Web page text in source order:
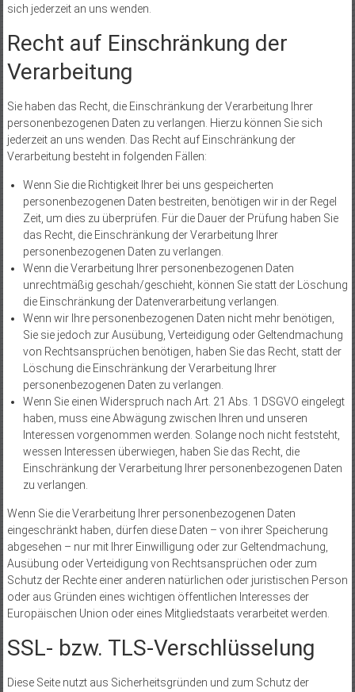
sich jederzeit an uns wenden.
Recht auf Einschränkung der
Verarbeitung
Sie haben das Recht, die Einschränkung der Verarbeitung Ihrer
personenbezogenen Daten zu verlangen. Hierzu können Sie sich
jederzeit an uns wenden. Das Recht auf Einschränkung der
Verarbeitung besteht in folgenden Fällen:
Wenn Sie die Richtigkeit Ihrer bei uns gespeicherten
personenbezogenen Daten bestreiten, benötigen wir in der Regel
Zeit, um dies zu überprüfen. Für die Dauer der Prüfung haben Sie
das Recht, die Einschränkung der Verarbeitung Ihrer
personenbezogenen Daten zu verlangen.
Wenn die Verarbeitung Ihrer personenbezogenen Daten
unrechtmäßig geschah/geschieht, können Sie statt der Löschung
die Einschränkung der Datenverarbeitung verlangen.
Wenn wir Ihre personenbezogenen Daten nicht mehr benötigen,
Sie sie jedoch zur Ausübung, Verteidigung oder Geltendmachung
von Rechtsansprüchen benötigen, haben Sie das Recht, statt der
Löschung die Einschränkung der Verarbeitung Ihrer
personenbezogenen Daten zu verlangen.
Wenn Sie einen Widerspruch nach Art. 21 Abs. 1 DSGVO eingelegt
haben, muss eine Abwägung zwischen Ihren und unseren
Interessen vorgenommen werden. Solange noch nicht feststeht,
wessen Interessen überwiegen, haben Sie das Recht, die
Einschränkung der Verarbeitung Ihrer personenbezogenen Daten
zu verlangen.
Wenn Sie die Verarbeitung Ihrer personenbezogenen Daten
eingeschränkt haben, dürfen diese Daten – von ihrer Speicherung
abgesehen – nur mit Ihrer Einwilligung oder zur Geltendmachung,
Ausübung oder Verteidigung von Rechtsansprüchen oder zum
Schutz der Rechte einer anderen natürlichen oder juristischen Person
oder aus Gründen eines wichtigen öffentlichen Interesses der
Europäischen Union oder eines Mitgliedstaats verarbeitet werden.
SSL- bzw. TLS-Verschlüsselung
Diese Seite nutzt aus Sicherheitsgründen und zum Schutz der